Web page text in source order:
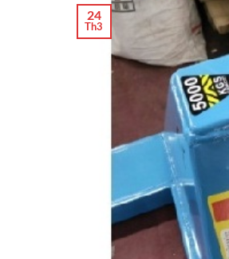
24
Th3